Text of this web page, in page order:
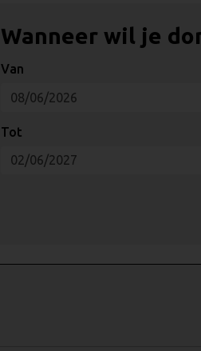
Wanneer wil je
Van
Tot